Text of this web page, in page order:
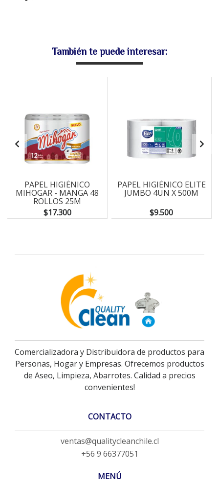
También te puede interesar:
PAPEL HIGIÉNICO
MIHOGAR - MANGA 48
ROLLOS 25M
$17.300
PAPEL HIGIÉNICO ELITE
JUMBO 4UN X 500M
$9.500
Comercializadora y Distribuidora de productos para
Personas, Hogar y Empresas. Ofrecemos productos
de Aseo, Limpieza, Abarrotes. Calidad a precios
convenientes!
CONTACTO
ventas@qualitycleanchile.cl
+56 9 66377051
MENÚ